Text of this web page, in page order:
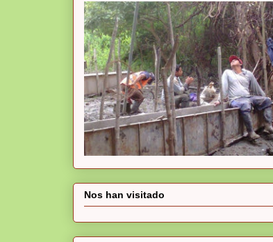
Nos han visitado